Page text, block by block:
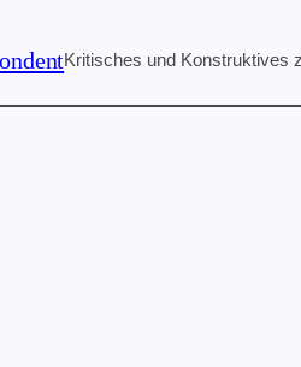
Kritisches und Konstruktives